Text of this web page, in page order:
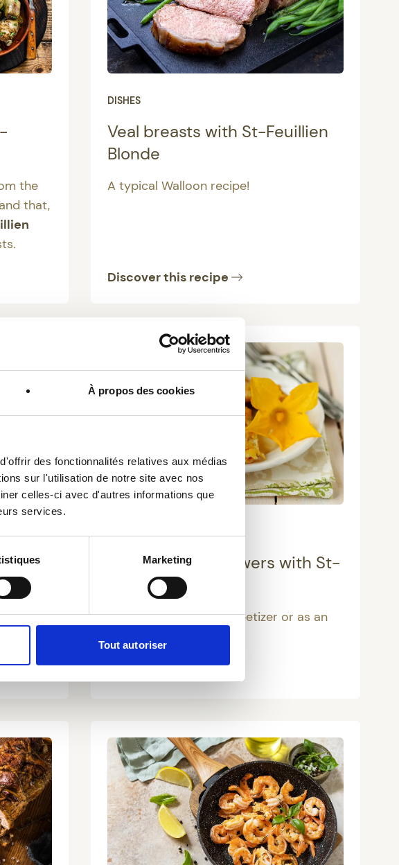
À propos des cookies
des fonctionnalités relatives aux médias
sur l'utilisation de notre site avec nos
celles-ci avec d'autres informations que
services.
Marketing
Tout autoriser
the
that,
DISHES
Veal breasts with St-Feuillien
Blonde
A typical Walloon recipe!
Discover this recipe
Fried zucchini flowers with St-
Feuillien Blonde
To be enjoyed as an appetizer or as an